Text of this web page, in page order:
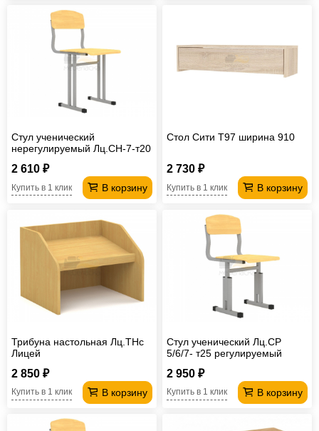
Стул ученический
нерегулируемый Лц.СН-7-т20
2 610 ₽
В корзину
Купить в 1 клик
Стол Сити T97 ширина 910
2 730 ₽
В корзину
Купить в 1 клик
Трибуна настольная Лц.ТНс
Лицей
2 850 ₽
В корзину
Купить в 1 клик
Стул ученический Лц.СР
5/6/7- т25 регулируемый
2 950 ₽
В корзину
Купить в 1 клик